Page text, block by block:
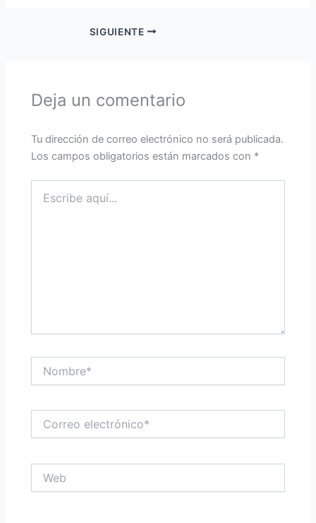
SIGUIENTE
Deja un comentario
Tu dirección de correo electrónico no será publicada.
Los campos obligatorios están marcados con *
aquí...
electrónico*